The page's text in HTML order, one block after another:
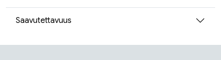
Saavutettavuus